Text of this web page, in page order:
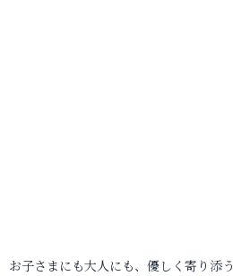
お子さまにも大人にも、優しく寄り添う